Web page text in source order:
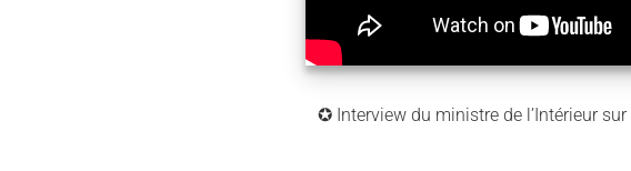
✪ Interview du ministre de l’Intérieur sur